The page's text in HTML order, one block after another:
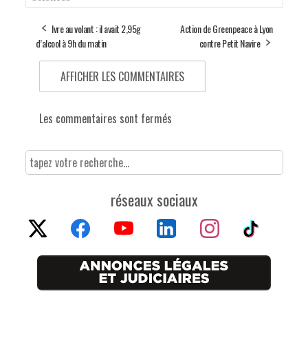
Ivre au volant : il avait 2,95g
d’alcool à 9h du matin
Action de Greenpeace à Lyon
contre Petit Navire
AFFICHER LES COMMENTAIRES
Les commentaires sont fermés
réseaux sociaux